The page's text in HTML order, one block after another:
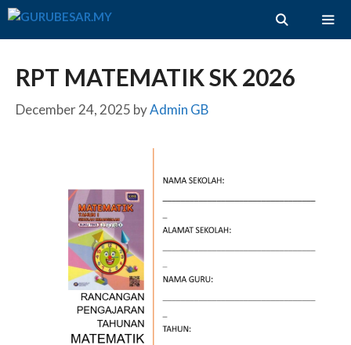
Skip
RPT MATEMATIK SK 2026
December 24, 2025 byAdmin GB